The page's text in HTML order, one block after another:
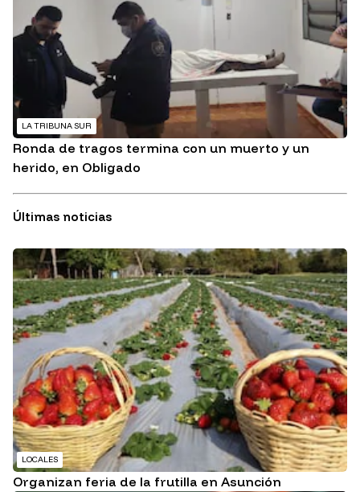
LA TRIBUNA SUR
Ronda de tragos termina con un muerto y un
herido, en Obligado
Últimas noticias
LOCALES
Organizan feria de la frutilla en Asunción